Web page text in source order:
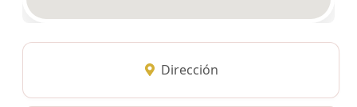
Dirección